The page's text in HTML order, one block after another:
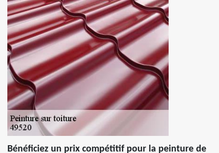
Bénéficiez un prix compétitif pour la peinture de